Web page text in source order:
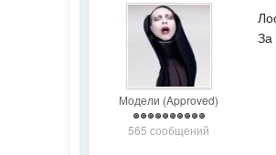
Модели (Approved)
565 сообщений
За